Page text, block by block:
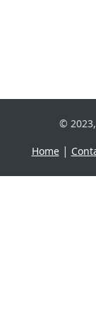
©
Home|